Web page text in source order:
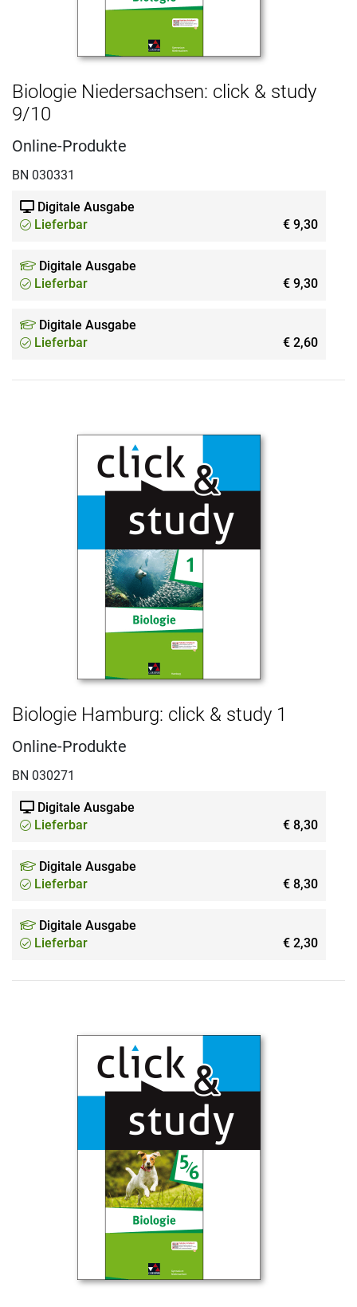
Biologie Niedersachsen: click & study
9/10
Online-Produkte
BN 030331
Digitale Ausgabe
Lieferbar
€ 9,30
Digitale Ausgabe
Lieferbar
€ 9,30
Digitale Ausgabe
Lieferbar
€ 2,60
Biologie Hamburg: click & study 1
Online-Produkte
BN 030271
Digitale Ausgabe
Lieferbar
€ 8,30
Digitale Ausgabe
Lieferbar
€ 8,30
Digitale Ausgabe
Lieferbar
€ 2,30